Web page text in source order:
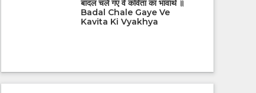
बादल चले गए वे कविता का भावार्थ ॥
Badal Chale Gaye Ve
Kavita Ki Vyakhya